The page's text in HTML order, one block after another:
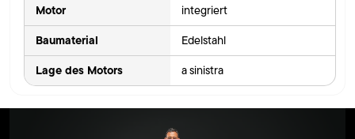
Motor integriert
Baumaterial Edelstahl
Lage des Motors a sinistra